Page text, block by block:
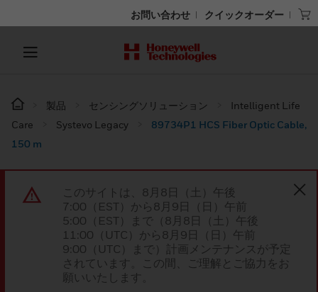
お問い合わせ クイックオーダー
製品 センシングソリューション
Intelligent Life
Care
Systevo Legacy
89734P1 HCS Fiber Optic Cable,
150 m
このサイトは、8月8日（土）午後
7:00（EST）から8月9日（日）午前
5:00（EST）まで（8月8日（土）午後
11:00（UTC）から8月9日（日）午前
9:00（UTC）まで）計画メンテナンスが予定
されています。この間、ご理解とご協力をお
願いいたします。